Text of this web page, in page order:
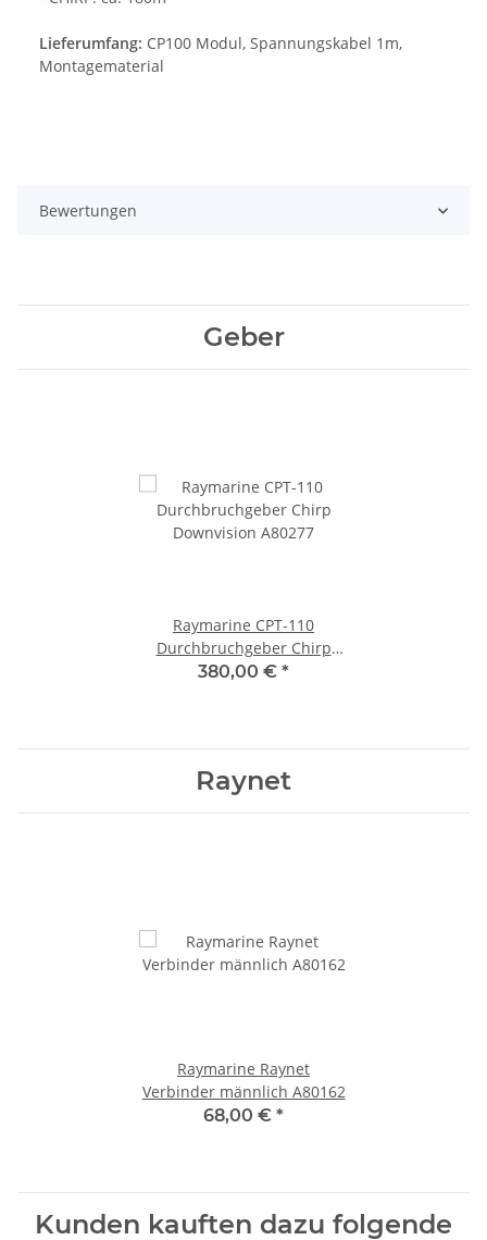
Lieferumfang: CP100 Modul, Spannungskabel 1m,
Montagematerial
Bewertungen
Geber
Raymarine CPT-110
Durchbruchgeber Chirp
Downvision A80277
380,00 € *
Raynet
Raymarine Raynet
Verbinder männlich A80162
68,00 € *
Kunden kauften dazu folgende